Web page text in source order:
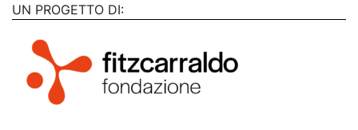
UN PROGETTO DI: